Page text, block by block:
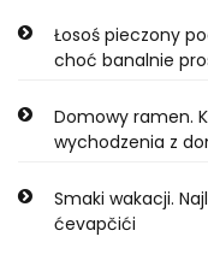
Łosoś pieczony
choć banalnie
Domowy ramen.
wychodzenia z
Smaki wakacji.
ćevapčići